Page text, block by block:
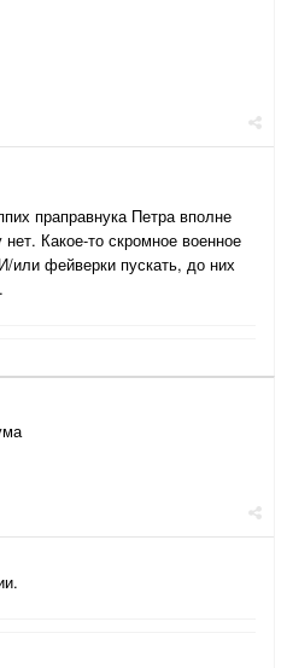
праправнука Петра вполне
Какое-то скромное военное
или фейверки пускать, до них